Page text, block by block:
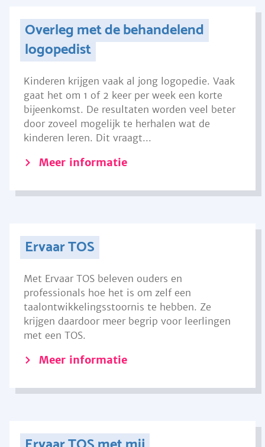
Overleg met de behandelend
logopedist
Kinderen krijgen vaak al jong logopedie. Vaak
gaat het om 1 of 2 keer per week een korte
bijeenkomst. De resultaten worden veel beter
door zoveel mogelijk te herhalen wat de
kinderen leren. Dit vraagt...
Meer informatie
Ervaar TOS
Met Ervaar TOS beleven ouders en
professionals hoe het is om zelf een
taalontwikkelingsstoornis te hebben. Ze
krijgen daardoor meer begrip voor leerlingen
met een TOS.
Meer informatie